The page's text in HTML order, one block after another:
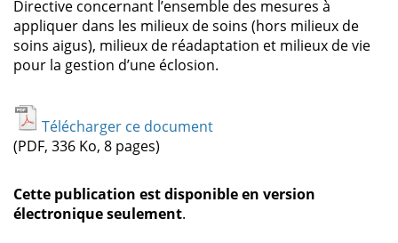
Directive concernant l’ensemble des mesures à
appliquer dans les milieux de soins (hors milieux de
soins aigus), milieux de réadaptation et milieux de vie
pour la gestion d’une éclosion.
Télécharger ce document
(PDF, 336 Ko, 8 pages)
Cette publication est disponible en version
électronique seulement.